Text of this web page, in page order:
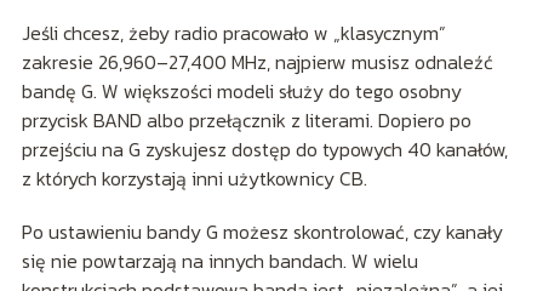
Jeśli chcesz, żeby radio pracowało w „klasycznym”
zakresie 26,960–27,400 MHz, najpierw musisz odnaleźć
bandę G. W większości modeli służy do tego osobny
przycisk BAND albo przełącznik z literami. Dopiero po
przejściu na G zyskujesz dostęp do typowych 40 kanałów,
z których korzystają inni użytkownicy CB.
Po ustawieniu bandy G możesz skontrolować, czy kanały
się nie powtarzają na innych bandach. W wielu